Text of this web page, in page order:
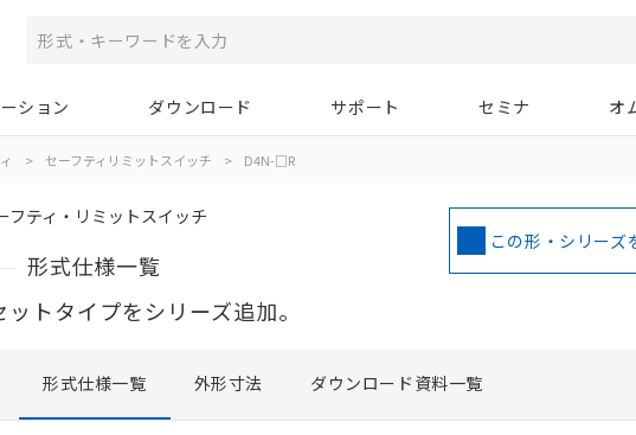
ション ダウンロード サポート セミナ オ
> セーフティリミットスイッチ > D4N-□R
フティ・リミットスイッチ
形式仕様一覧
トタイプをシリーズ追加。
この形・シリーズ
形式仕様一覧 外形寸法 ダウンロード資料一覧